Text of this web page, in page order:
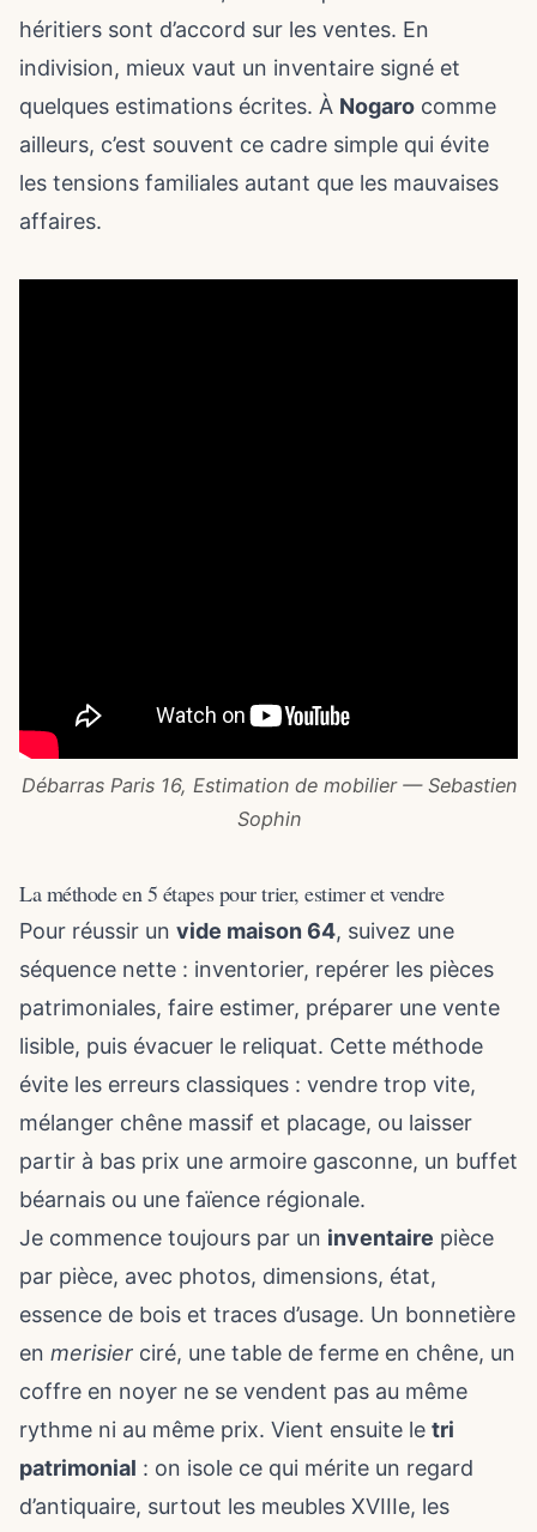
héritiers sont d’accord sur les ventes. En
indivision, mieux vaut un inventaire signé et
quelques estimations écrites. À Nogaro comme
ailleurs, c’est souvent ce cadre simple qui évite
les tensions familiales autant que les mauvaises
affaires.
Débarras Paris 16, Estimation de mobilier — Sebastien
Sophin
La méthode en 5 étapes pour trier, estimer et vendre
Pour réussir un vide maison 64, suivez une
séquence nette : inventorier, repérer les pièces
patrimoniales, faire estimer, préparer une vente
lisible, puis évacuer le reliquat. Cette méthode
évite les erreurs classiques : vendre trop vite,
mélanger chêne massif et placage, ou laisser
partir à bas prix une armoire gasconne, un buffet
béarnais ou une faïence régionale.
Je commence toujours par un inventaire pièce
par pièce, avec photos, dimensions, état,
essence de bois et traces d’usage. Un bonnetière
en merisier ciré, une table de ferme en chêne, un
coffre en noyer ne se vendent pas au même
rythme ni au même prix. Vient ensuite le tri
patrimonial : on isole ce qui mérite un regard
d’antiquaire, surtout les meubles XVIIIe, les